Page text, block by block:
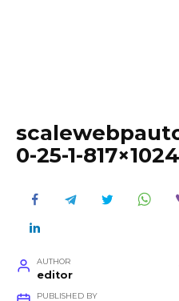
0-25-1-817×1024
AUTHOR
editor
PUBLISHED BY